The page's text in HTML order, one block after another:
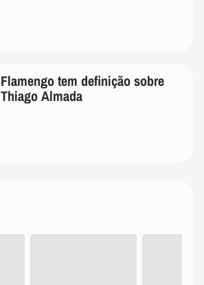
Flamengo tem definição sobre
Thiago Almada